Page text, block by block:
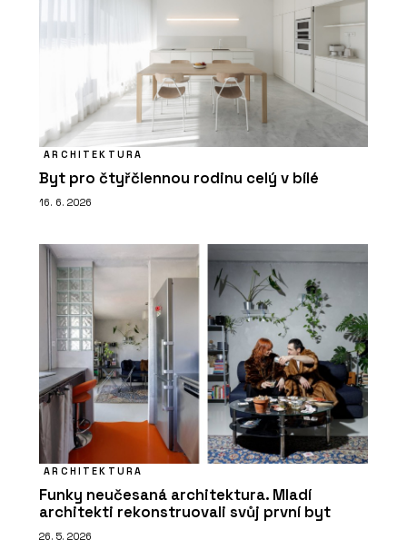
ARCHITEKTURA
Byt pro čtyřčlennou rodinu celý v bílé
16. 6. 2026
ARCHITEKTURA
Funky neučesaná architektura. Mladí
architekti rekonstruovali svůj první byt
26. 5. 2026